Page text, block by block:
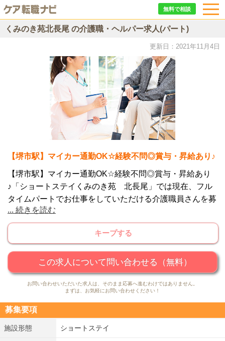
無料で相談
くみのき苑北長尾 の介護職・ヘルパー求人(パート)
更新日：2021年11月4日
【堺市駅】マイカー通勤OK☆経験不問◎賞与・昇給あり♪
【堺市駅】マイカー通勤OK☆経験不問◎賞与・昇給あり
♪「ショートステイくみのき苑 北長尾」では現在、フル
タイムパートでお仕事をしていただける介護職員さんを募
集しています★手厚い育児支援の用意がありますので、子
育て世代の方も安心してお仕事ができます♪
... 続きを読む
キープする
この求人について問い合わせる（無料）
お問い合わせいただいた求人は、そのまま応募へ進むわけではありません。
まずは、お気軽にお問い合わせください！
募集要項
施設形態 ショートステイ